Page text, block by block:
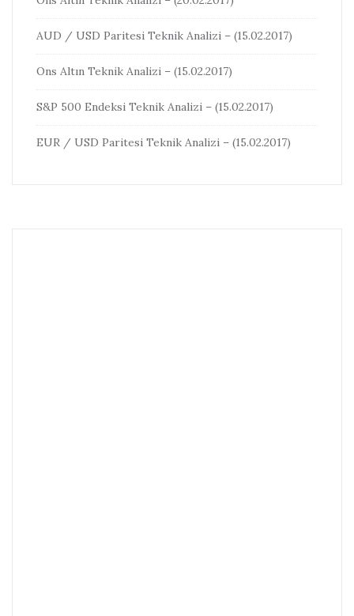
AUD / USD Paritesi Teknik Analizi – (15.02.2017)
Ons Altın Teknik Analizi – (15.02.2017)
S&P 500 Endeksi Teknik Analizi – (15.02.2017)
EUR / USD Paritesi Teknik Analizi – (15.02.2017)